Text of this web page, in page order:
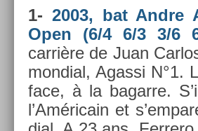
1- 2003, bat Andre
Open (6/4 6/3 3/6
carrière de Juan
mon­di­al, Agas­si N°1.
face, à la bagar­re.
l’Américain et